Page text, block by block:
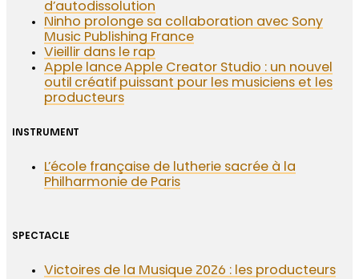
d’autodissolution
Ninho prolonge sa collaboration avec Sony
Music Publishing France
Vieillir dans le rap
Apple lance Apple Creator Studio : un nouvel
outil créatif puissant pour les musiciens et les
producteurs
INSTRUMENT
L’école française de lutherie sacrée à la
Philharmonie de Paris
SPECTACLE
Victoires de la Musique 2026 : les producteurs